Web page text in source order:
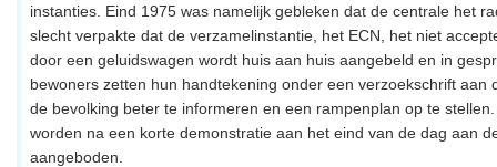
instanties. Eind 1975 was namelijk gebleken dat de centrale het
slecht verpakte dat de verzamelinstantie, het ECN, het niet
door een geluidswagen wordt huis aan huis aangebeld en in
bewoners zetten hun handtekening onder een verzoekschrift aan
de bevolking beter te informeren en een rampenplan op te
worden na een korte demonstratie aan het eind van de dag aan
aangeboden.